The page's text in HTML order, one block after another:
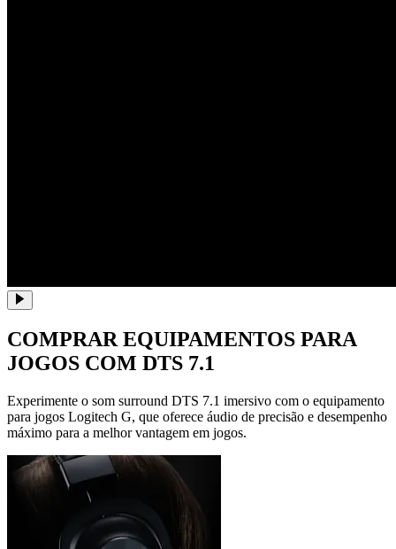
COMPRAR EQUIPAMENTOS PARA
JOGOS COM DTS 7.1
Experimente o som surround DTS 7.1 imersivo com o equipamento
para jogos Logitech G, que oferece áudio de precisão e desempenho
máximo para a melhor vantagem em jogos.